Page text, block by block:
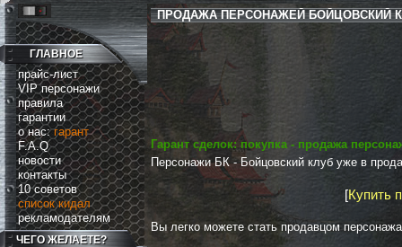
ГЛАВНОЕ
прайс-лист
VIP персонажи
правила
гарантии
о нас:гарант
F.A.Q
новости
контакты
10 советов
список кидал
рекламодателям
ЧЕГО ЖЕЛАЕТЕ?
ПРОДАЖА ПЕРСОНАЖЕЙ БОЙЦОВСКИЙ
Гарант сделок: покупка - продажа
Персонажи БК - Бойцовский клуб уже в
[Купить
Вы легко можете стать продавцом